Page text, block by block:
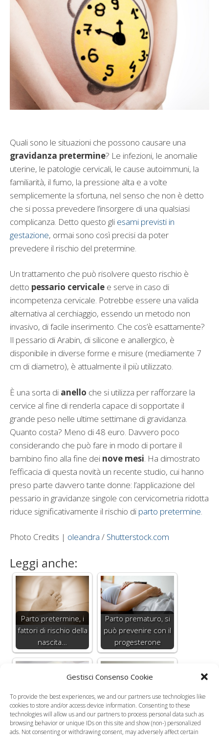
Gestisci Consenso Cookie
To provide the best experiences, we and our partners use technologies like
cookies to store and/or access device information. Consenting to these
technologies will allow us and our partners to process personal data such as
browsing behavior or unique IDs on this site and show (non-) personalized
ads. Not consenting or withdrawing consent, may adversely affect certain
Quali sono le situazioni che possono causare una
gravidanza pretermine? Le infezioni, le anomalie
uterine, le patologie cervicali, le cause autoimmuni, la
familiarità, il fumo, la pressione alta e a volte
semplicemente la sfortuna, nel senso che non è detto
che si possa prevedere l’insorgere di una qualsiasi
complicanza. Detto questo gli esami previsti in
gestazione, ormai sono così precisi da poter
prevedere il rischio del pretermine.
Un trattamento che può risolvere questo rischio è
detto pessario cervicale e serve in caso di
incompetenza cervicale. Potrebbe essere una valida
alternativa al cerchiaggio, essendo un metodo non
invasivo, di facile inserimento. Che cos’è esattamente?
Il pessario di Arabin, di silicone e anallergico, è
disponibile in diverse forme e misure (mediamente 7
cm di diametro), è attualmente il più utilizzato.
È una sorta di anello che si utilizza per rafforzare la
cervice al fine di renderla capace di sopportate il
grande peso nelle ultime settimane di gravidanza.
Quanto costa? Meno di 48 euro. Davvero poco
considerando che può fare in modo di portare il
bambino fino alla fine dei nove mesi. Ha dimostrato
l’efficacia di questa novità un recente studio, cui hanno
preso parte davvero tante donne: l’applicazione del
pessario in gravidanze singole con cervicometria ridotta
riduce significativamente il rischio di parto pretermine.
Photo Credits | oleandra / Shutterstock.com
Leggi anche:
Parto pretermine, i
fattori di rischio della
nascita…
Parto prematuro, si
può prevenire con il
progesterone
La minaccia di parto
pretermine
Parto record: donna
di 200 chili dà alla
luce il suo bambino